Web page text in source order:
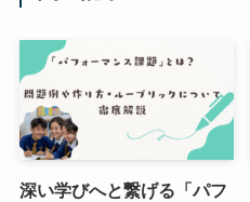
深い学びへと繋げる「パフ